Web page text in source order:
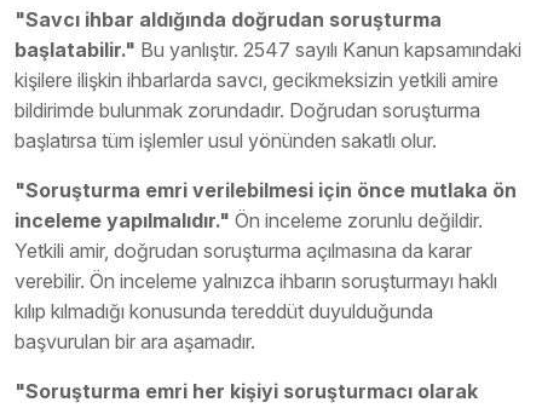
"Savcı ihbar aldığında doğrudan soruşturma
başlatabilir." Bu yanlıştır. 2547 sayılı Kanun kapsamındaki
kişilere ilişkin ihbarlarda savcı, gecikmeksizin yetkili amire
bildirimde bulunmak zorundadır. Doğrudan soruşturma
başlatırsa tüm işlemler usul yönünden sakatlı olur.
"Soruşturma emri verilebilmesi için önce mutlaka ön
inceleme yapılmalıdır." Ön inceleme zorunlu değildir.
Yetkili amir, doğrudan soruşturma açılmasına da karar
verebilir. Ön inceleme yalnızca ihbarın soruşturmayı haklı
kılıp kılmadığı konusunda tereddüt duyulduğunda
başvurulan bir ara aşamadır.
"Soruşturma emri her kişiyi soruşturmacı olarak